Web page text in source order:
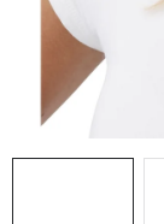
Pravidlá a